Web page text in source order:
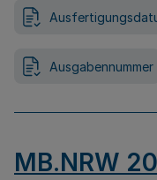
Ausgabennummer
MB.NRW